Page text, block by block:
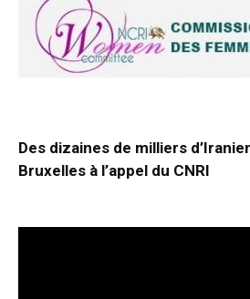
Des dizaines de milliers
Bruxelles à l’appel du CNRI